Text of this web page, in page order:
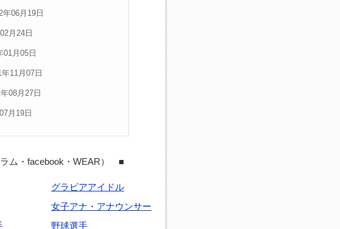
06月19日
月24日
月05日
月07日
月27日
19日
ム・facebook・WEAR） ■
グラビアアイドル
女子アナ・アナウンサー
野球選手